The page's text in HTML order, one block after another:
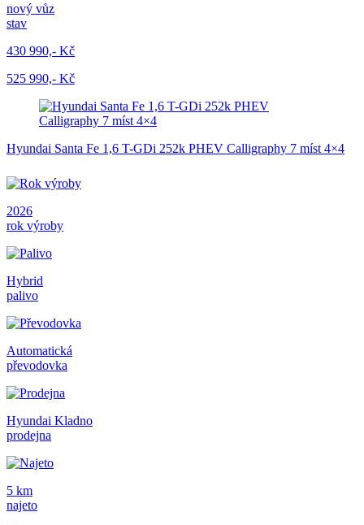
nový vůz
stav
430 990,- Kč
525 990,- Kč
Hyundai Santa Fe 1,6 T-GDi 252k PHEV Calligraphy 7 míst 4×4
2026
rok výroby
Hybrid
palivo
Automatická
převodovka
Hyundai Kladno
prodejna
5 km
najeto